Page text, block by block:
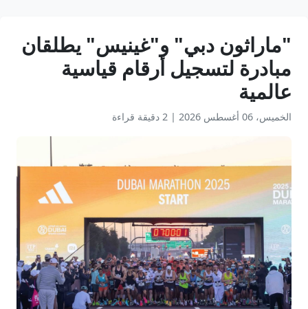
"ماراثون دبي" و"غينيس" يطلقان
مبادرة لتسجيل أرقام قياسية
عالمية
الخميس، 06 أغسطس 2026 | 2 دقيقة قراءة